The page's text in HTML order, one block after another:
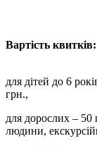
для дітей до 6
грн.,
для дорослих – 50
людини,